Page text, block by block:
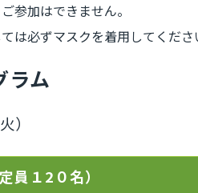
参加はできません。
は必ずマスクを着用してくださ
ラム
）
員１2０名）